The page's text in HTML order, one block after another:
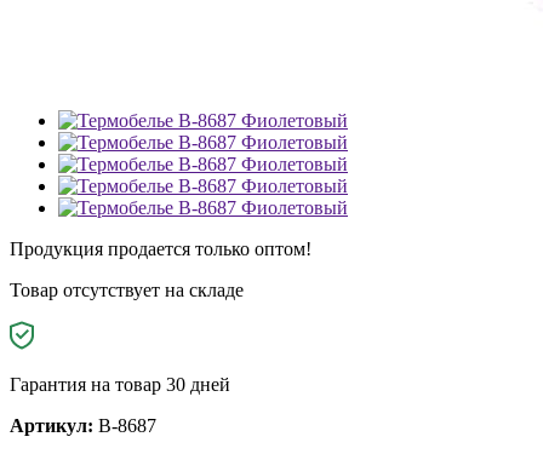
Продукция продается только оптом!
Товар отсутствует на складе
Гарантия на товар 30 дней
Артикул: B-8687